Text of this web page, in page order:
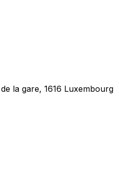
la gare, 1616 Luxembourg